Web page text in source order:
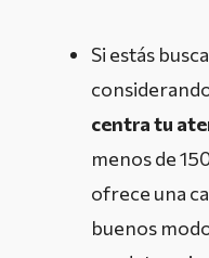
Si estás
centra tu
menos de
ofrece una
buenos